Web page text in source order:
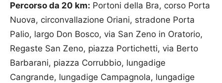
Percorso da 20 km: Portoni della Bra, corso Porta
Nuova, circonvallazione Oriani, stradone Porta
Palio, largo Don Bosco, via San Zeno in Oratorio,
Regaste San Zeno, piazza Portichetti, via Berto
Barbarani, piazza Corrubbio, lungadige
Cangrande, lungadige Campagnola, lungadige